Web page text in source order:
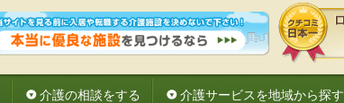
介護の相談をする 介護サービスを地域から探す